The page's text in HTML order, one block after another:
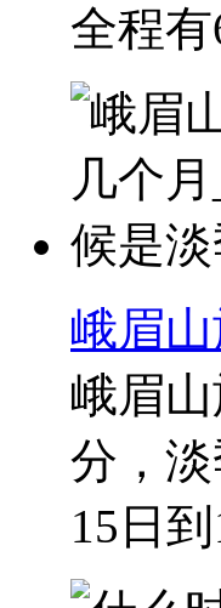
全程
峨眉
峨眉
分，
15日